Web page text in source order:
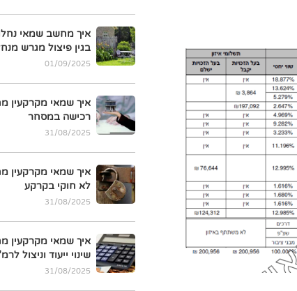
איך מחשב שמאי
בגין פיצול מגרש
01/09/2025
איך שמאי מקרקעין
רכישה במסחר
31/08/2025
איך שמאי מקרקעין
לא חוקי בקרקע
31/08/2025
איך שמאי מקרקעין
שינוי ייעוד וניצול
31/08/2025